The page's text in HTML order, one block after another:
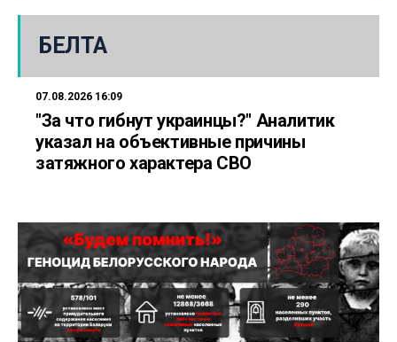
БЕЛТА
07.08.2026 16:09
"За что гибнут украинцы?" Аналитик
указал на объективные причины
затяжного характера СВО